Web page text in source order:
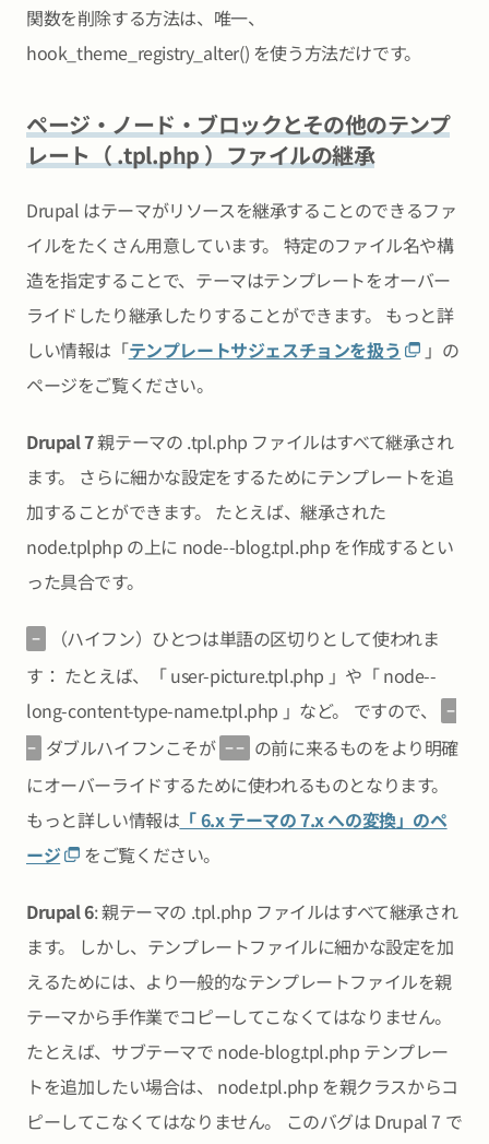
関数を削除する方法は、唯一、
hook_theme_registry_alter() を使う方法だけです。
ページ・ノード・ブロックとその他のテンプ
レート（ .tpl.php ）ファイルの継承
Drupal はテーマがリソースを継承することのできるファ
イルをたくさん用意しています。 特定のファイル名や構
造を指定することで、テーマはテンプレートをオーバー
ライドしたり継承したりすることができます。 もっと詳
しい情報は「テンプレートサジェスチョンを扱う
」の
ページをご覧ください。
Drupal 7親テーマの .tpl.php ファイルはすべて継承され
ます。 さらに細かな設定をするためにテンプレートを追
加することができます。 たとえば、継承された
node.tplphp の上に node--blog.tpl.php を作成するとい
った具合です。
-
（ハイフン）ひとつは単語の区切りとして使われま
す： たとえば、「 user-picture.tpl.php 」や「 node--
long-content-type-name.tpl.php 」など。 ですので、
-
- ダブルハイフンこそが -- の前に来るものをより明確
にオーバーライドするために使われるものとなります。
もっと詳しい情報は 「 6.x テーマの 7.x への変換」のペ
ージ
をご覧ください。
Drupal 6: 親テーマの .tpl.php ファイルはすべて継承され
ます。 しかし、テンプレートファイルに細かな設定を加
えるためには、より一般的なテンプレートファイルを親
テーマから手作業でコピーしてこなくてはなりません。
たとえば、サブテーマで node-blog.tpl.php テンプレー
トを追加したい場合は、 node.tpl.php を親クラスからコ
ピーしてこなくてはなりません。 このバグは Drupal 7 で